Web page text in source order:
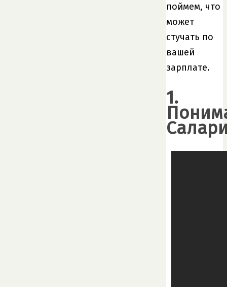
поймем, что
может
стучать по
вашей
зарплате.
1.